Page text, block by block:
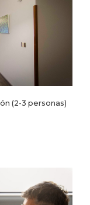
(2-3 personas)